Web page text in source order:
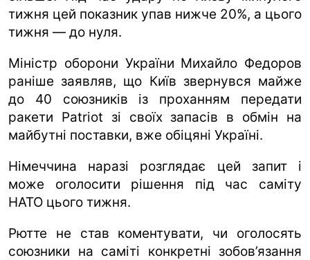
тижня цей показник упав нижче 20%, а цього
тижня — до нуля.
Міністр оборони України Михайло Федоров
раніше заявляв, що Київ звернувся майже
до 40 союзників із проханням передати
ракети Patriot зі своїх запасів в обмін на
майбутні поставки, вже обіцяні Україні.
Німеччина наразі розглядає цей запит і
може оголосити рішення під час саміту
НАТО цього тижня.
Рютте не став коментувати, чи оголосять
союзники на саміті конкретні зобов’язання